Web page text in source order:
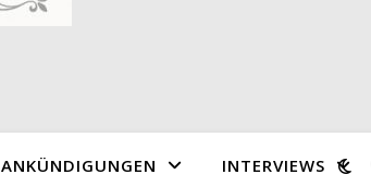
ANKÜNDIGUNGEN INTERVIEWS